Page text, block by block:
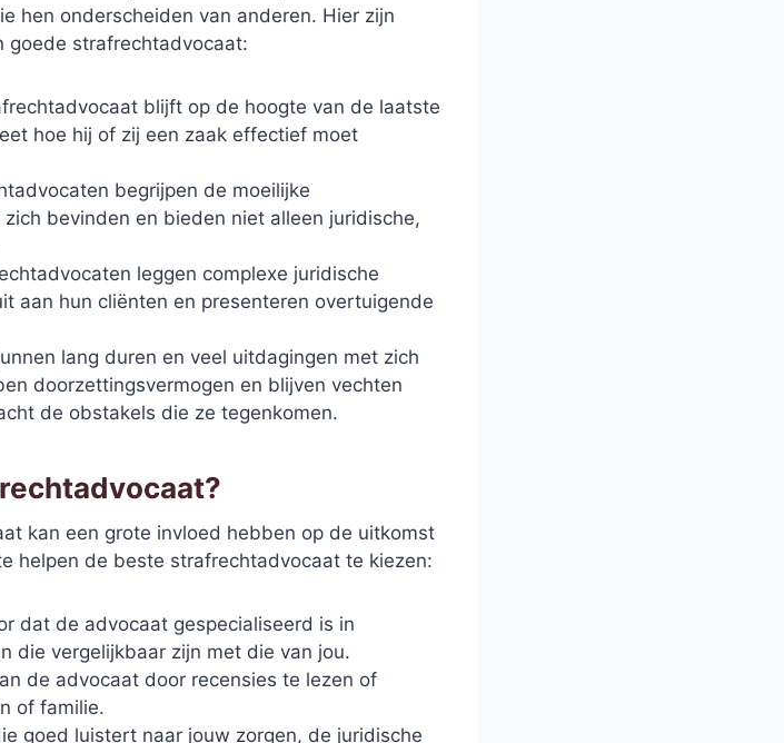
hen onderscheiden van anderen. Hier zijn
goede strafrechtadvocaat:
blijft op de hoogte van de laatste
hoe hij of zij een zaak effectief moet
begrijpen de moeilijke
bevinden en bieden niet alleen juridische,
leggen complexe juridische
aan hun cliënten en presenteren overtuigende
lang duren en veel uitdagingen met zich
doorzettingsvermogen en blijven vechten
de obstakels die ze tegenkomen.
kan een grote invloed hebben op de uitkomst
helpen de beste strafrechtadvocaat te kiezen:
dat de advocaat gespecialiseerd is in
die vergelijkbaar zijn met die van jou.
de advocaat door recensies te lezen of
of familie.
goed luistert naar jouw zorgen, de juridische